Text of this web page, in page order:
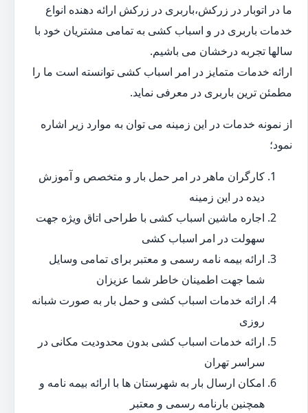
ما در اتوبار در زرکش،باربری در زرکش ارائه دهنده انواع
خدمات باربری در و اسباب کشی به تمامی مشتریان خود با
سالها تجربه درخشان می باشیم.
ارائه خدمات متمایز در امر اسباب کشی توانسته است ما را
مطمئن ترین باربری در معرفی نماید.
از نمونه خدمات در این زمینه می توان به موارد زیر اشاره
نمود؛
کارگران ماهر در امر حمل بار و متخصص و آموزش
دیده در این زمینه
اجاره ماشین اسباب کشی با طراحی اتاق ویژه جهت
سهولت در امر اسباب کشی
ارائه بیمه نامه رسمی و معتبر برای تمامی وسایل
شما جهت اطمینان خاطر شما عزیزان
ارائه خدمات اسباب کشی و حمل بار به صورت شبانه
روزی
ارائه خدمات اسباب کشی بدون محدودیت مکانی در
سراسر تهران
امکان ارسال بار به شهرستان ها با ارائه بیمه نامه و
همچنین بارنامه رسمی و معتبر